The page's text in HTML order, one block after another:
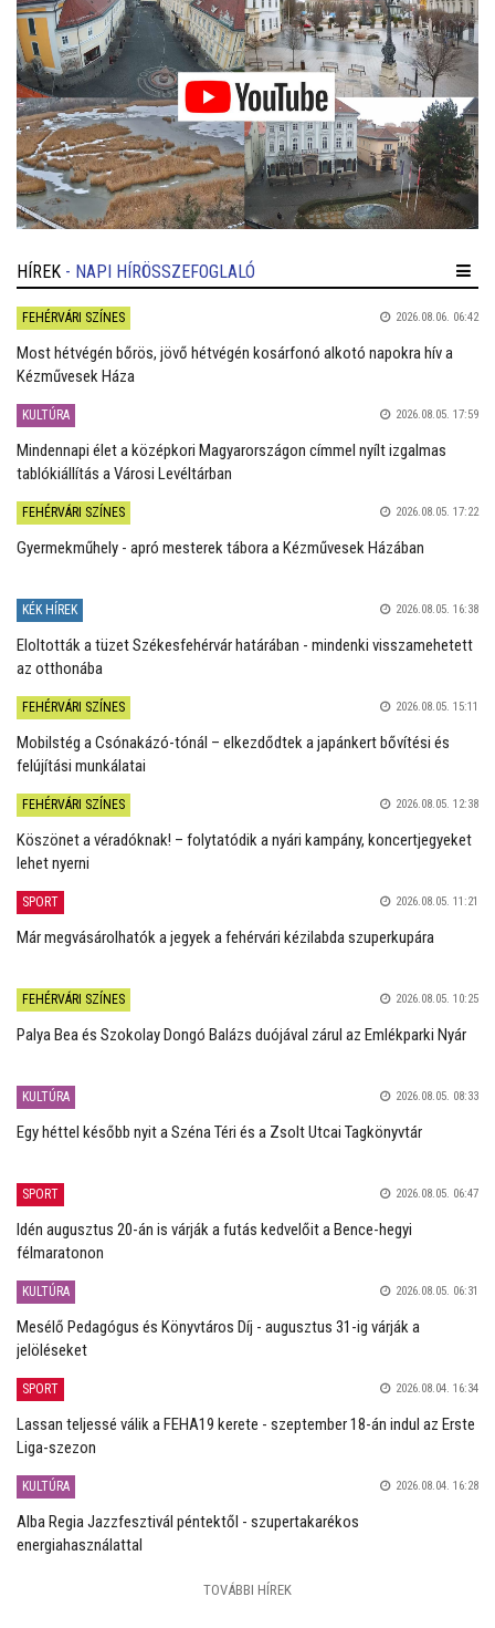
HÍREK - NAPI HÍRÖSSZEFOGLALÓ
FEHÉRVÁRI SZÍNES 2026.08.06. 06:42
Most hétvégén bőrös, jövő hétvégén kosárfonó alkotó napokra hív a
Kézművesek Háza
KULTÚRA 2026.08.05. 17:59
Mindennapi élet a középkori Magyarországon címmel nyílt izgalmas
tablókiállítás a Városi Levéltárban
FEHÉRVÁRI SZÍNES 2026.08.05. 17:22
Gyermekműhely - apró mesterek tábora a Kézművesek Házában
KÉK HÍREK 2026.08.05. 16:38
Eloltották a tüzet Székesfehérvár határában - mindenki visszamehetett
az otthonába
FEHÉRVÁRI SZÍNES 2026.08.05. 15:11
Mobilstég a Csónakázó-tónál – elkezdődtek a japánkert bővítési és
felújítási munkálatai
FEHÉRVÁRI SZÍNES 2026.08.05. 12:38
Köszönet a véradóknak! – folytatódik a nyári kampány, koncertjegyeket
lehet nyerni
SPORT 2026.08.05. 11:21
Már megvásárolhatók a jegyek a fehérvári kézilabda szuperkupára
FEHÉRVÁRI SZÍNES 2026.08.05. 10:25
Palya Bea és Szokolay Dongó Balázs duójával zárul az Emlékparki Nyár
KULTÚRA 2026.08.05. 08:33
Egy héttel később nyit a Széna Téri és a Zsolt Utcai Tagkönyvtár
SPORT 2026.08.05. 06:47
Idén augusztus 20-án is várják a futás kedvelőit a Bence-hegyi
félmaratonon
KULTÚRA 2026.08.05. 06:31
Mesélő Pedagógus és Könyvtáros Díj - augusztus 31-ig várják a
jelöléseket
SPORT 2026.08.04. 16:34
Lassan teljessé válik a FEHA19 kerete - szeptember 18-án indul az Erste
Liga-szezon
KULTÚRA 2026.08.04. 16:28
Alba Regia Jazzfesztivál péntektől - szupertakarékos
energiahasználattal
TOVÁBBI HÍREK